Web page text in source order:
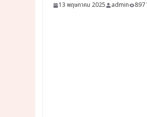
13 พฤษภาคม 2025 admin 897